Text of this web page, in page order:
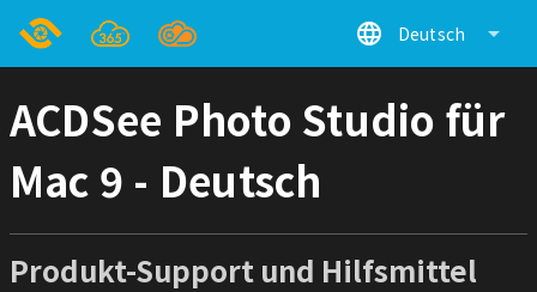
language Deutsch arrow_drop_down
ACDSee Photo Studio für
Mac 9 - Deutsch
Produkt-Support und Hilfsmittel